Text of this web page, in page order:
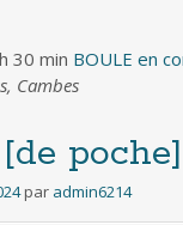
30 min BOULE en
Cambes
poche]
par admin6214